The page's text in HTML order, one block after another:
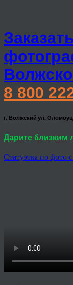
8 800
г. Волжский ул.
Дарите близким
Статуэтка по фото